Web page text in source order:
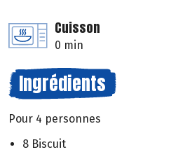
Cuisson
0 min
Ingrédients
Pour 4 personnes
8 Biscuit